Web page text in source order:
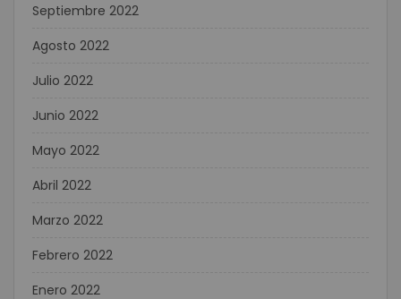
Septiembre 2022
Agosto 2022
Julio 2022
Junio 2022
Mayo 2022
Abril 2022
Marzo 2022
Febrero 2022
Enero 2022